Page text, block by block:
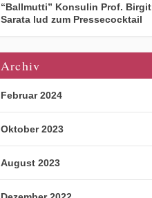
“Ballmutti” Konsulin Prof. Birgit
Sarata lud zum Pressecocktail
Archiv
Februar 2024
Oktober 2023
August 2023